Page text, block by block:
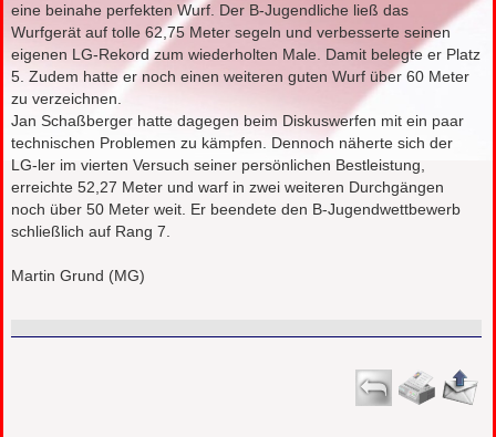
eine beinahe perfekten Wurf. Der B-Jugendliche ließ das
Wurfgerät auf tolle 62,75 Meter segeln und verbesserte seinen
eigenen LG-Rekord zum wiederholten Male. Damit belegte er Platz
5. Zudem hatte er noch einen weiteren guten Wurf über 60 Meter
zu verzeichnen.
Jan Schaßberger hatte dagegen beim Diskuswerfen mit ein paar
technischen Problemen zu kämpfen. Dennoch näherte sich der
LG-ler im vierten Versuch seiner persönlichen Bestleistung,
erreichte 52,27 Meter und warf in zwei weiteren Durchgängen
noch über 50 Meter weit. Er beendete den B-Jugendwettbewerb
schließlich auf Rang 7.
Martin Grund (MG)